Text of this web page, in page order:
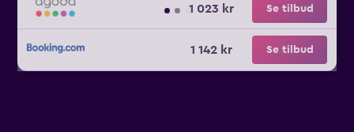
1 023 kr Se tilbud
1 142 kr Se tilbud